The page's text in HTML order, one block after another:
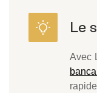
Avec